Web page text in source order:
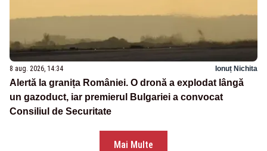
8 aug. 2026, 14:34 Ionuț Nichita
Alertă la granița României. O dronă a explodat lângă
un gazoduct, iar premierul Bulgariei a convocat
Consiliul de Securitate
Mai Multe